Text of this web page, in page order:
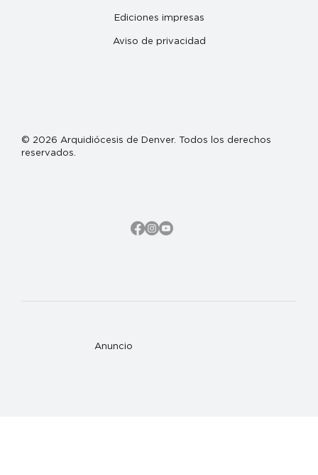
Anuncio
Ediciones impresas
Aviso de privacidad
© 2026 Arquidiócesis de Denver. Todos los derechos
reservados.